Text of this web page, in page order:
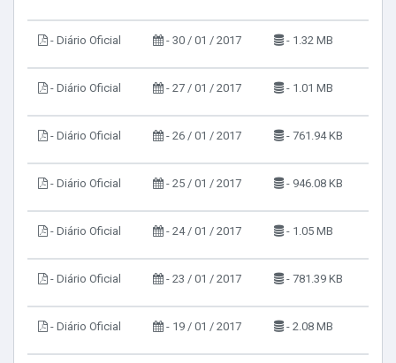
- Diário Oficial - 30 / 01 / 2017 - 1.32 MB
- Diário Oficial - 27 / 01 / 2017 - 1.01 MB
- Diário Oficial - 26 / 01 / 2017 - 761.94 KB
- Diário Oficial - 25 / 01 / 2017 - 946.08 KB
- Diário Oficial - 24 / 01 / 2017 - 1.05 MB
- Diário Oficial - 23 / 01 / 2017 - 781.39 KB
- Diário Oficial - 19 / 01 / 2017 - 2.08 MB